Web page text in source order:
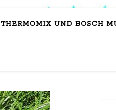
THERMOMIX UND BOSCH